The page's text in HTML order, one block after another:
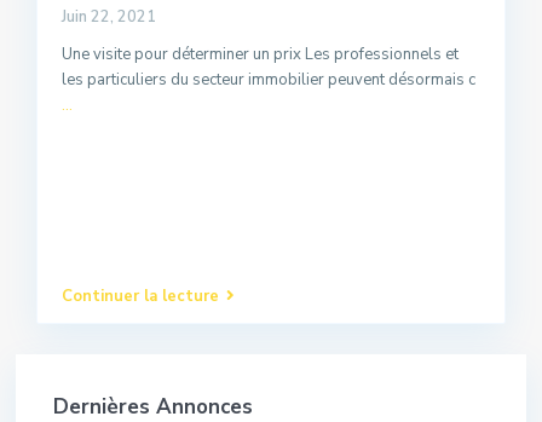
Juin 22, 2021
Une visite pour déterminer un prix Les professionnels et
les particuliers du secteur immobilier peuvent désormais c
...
Continuer la lecture
Dernières Annonces